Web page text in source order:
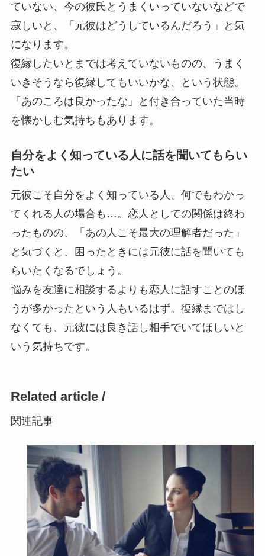
ていない、今の彼氏とうまくいっていないなどで
寂しいと、「元彼はどうしているんだろう」と気
になります。
復縁したいとまでは考えていないものの、うまく
いきそうなら復縁してもいいかな、という状態。
「あのころは良かったな」と付き合っていた当時
を懐かしむ気持ちもあります。
自分をよく知っている人に話を聞いてもらい
たい
元彼こそ自分をよく知っている人、何でもわかっ
てくれる人の場合も…。恋人としての関係は終わ
ったものの、「あの人こそ最大の理解者だった」
と気づくと、困ったときには元彼に話を聞いても
らいたくなるでしょう。
悩みを友達に相談するよりも恋人に話すことのほ
うが多かったという人もいるはず。復縁まではし
なくても、元彼には良き話し相手でいてほしいと
いう気持ちです。
Related article /
関連記事